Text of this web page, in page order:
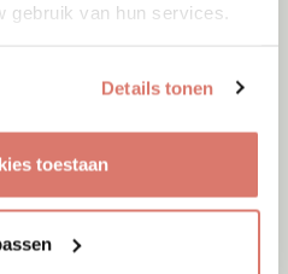
gebruik van hun services.
Details tonen
toestaan